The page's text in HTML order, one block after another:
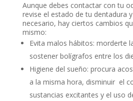
Aunque debes contactar con tu
revise el estado de tu dentadura
necesario, hay ciertos cambios
mismo:
Evita malos hábitos: morderte
sostener bolígrafos entre los
Higiene del sueño: procura
a la misma hora, disminuir el
sustancias excitantes y el uso